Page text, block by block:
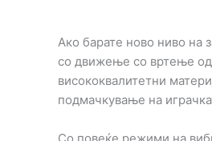
Ако барате ново ниво на
со движење со вртење од
висококвалитетни
подмачкување на